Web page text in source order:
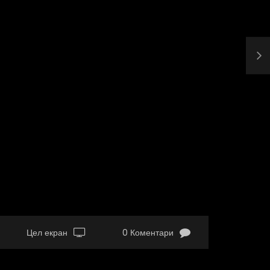
Цел екран 0 Коментари